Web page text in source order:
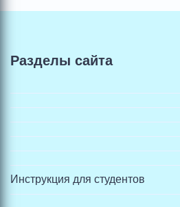
Разделы сайта
Инструкция для студентов